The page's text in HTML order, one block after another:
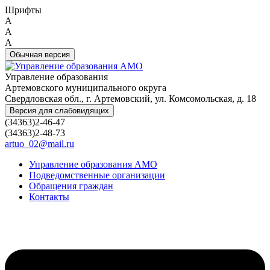
Шрифты
A
A
A
Обычная версия
Управление образования
Артемовского муниципального округа
Свердловская обл., г. Артемовский, ул. Комсомольская, д. 18
Версия для слабовидящих
(34363)2-46-47
(34363)2-48-73
artuo_02@mail.ru
Управление образования АМО
Подведомственные организации
Обращения граждан
Контакты